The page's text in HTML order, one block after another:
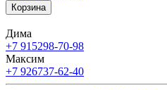
Корзина
Дима
+7 915298-70-98
Максим
+7 926737-62-40